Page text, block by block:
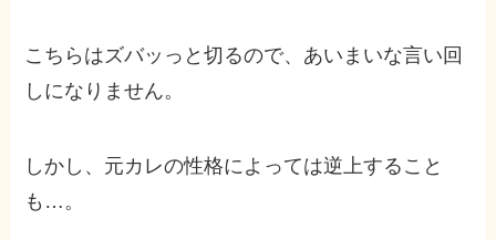
こちらはズバッっと切るので、あいまいな言い回
しになりません。
しかし、元カレの性格によっては逆上すること
も…。